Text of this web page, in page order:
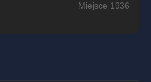
Miejsce 1936